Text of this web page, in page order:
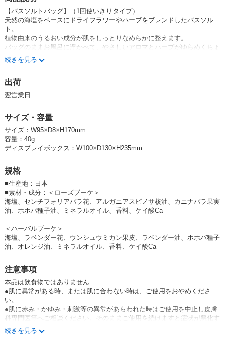
【バスソルトバッグ】（1回使いきりタイプ）
天然の海塩をベースにドライフラワーやハーブをブレンドしたバスソル
ト。
植物由来のうるおい成分が肌をしっとりなめらかに整えます。
バッグのままお風呂に浮かべて、やさしいアロマとハーブがゆらめくちょ
っぴり贅沢なくつろぎバスタイムを。
ローズブーケ…上品なローズにまろやかなフローラルの甘さを添えた、み
ずみずしいローズブーケの香り
★テスター・販促物ページはこちら
☆その他デイズインブルーム（ガーデン）商品はこちら
〒150-0036
東京都渋谷区南平台町12-8
#お花#ハーブ#アロマ#海塩#入浴#個包装#1回分#バスタイム#リラックス#
（歓送迎／お祝いなど）＞【ｷｬﾝﾍﾟｰﾝ中!】あったか入浴剤
J1YPvmpOfzY,JIy9Ny9zu1A
続きを見る
出荷
翌営業日
サイズ・容量
サイズ：W95×D8×H170mm
容量：40g
ディスプレイボックス：W100×D130×H235mm
規格
■生産地：日本
■素材・成分：＜ローズブーケ＞
海塩、センチフォリアバラ花、アルガニアスピノサ核油、カニナバラ果実
油、ホホバ種子油、ミネラルオイル、香料、ケイ酸Ca
＜ハーバルブーケ＞
海塩、ラベンダー花、ウンシュウミカン果皮、ラベンダー油、ホホバ種子
油、オレンジ油、ミネラルオイル、香料、ケイ酸Ca
注意事項
本品は飲食物ではありません
●肌に異常がある時、または肌に合わない時は、ご使用をおやめくださ
い。
●肌に赤み・かゆみ・刺激等の異常があらわれた時はご使用を中止し皮膚
科専門医等へご相談ください。そのままご使用を続けますと症状が悪化す
ることがあります。
●本品は食べられません。飲み込んだ時は医師にご相談ください。
続きを見る